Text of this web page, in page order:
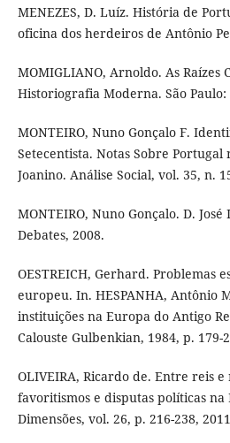
MENEZES, D. Luíz. História de
oficina dos herdeiros de Antônio
MOMIGLIANO, Arnoldo. As Raízes
Historiografia Moderna. São Paulo:
MONTEIRO, Nuno Gonçalo F.
Setecentista. Notas Sobre
Joanino. Análise Social, vol. 35, n.
MONTEIRO, Nuno Gonçalo. D. José
Debates, 2008.
OESTREICH, Gerhard. Problemas
europeu. In. HESPANHA, Antônio
instituições na Europa do Antigo
Calouste Gulbenkian, 1984, p. 179-
OLIVEIRA, Ricardo de. Entre reis
favoritismos e disputas políticas na
Dimensões, vol. 26, p. 216-238,